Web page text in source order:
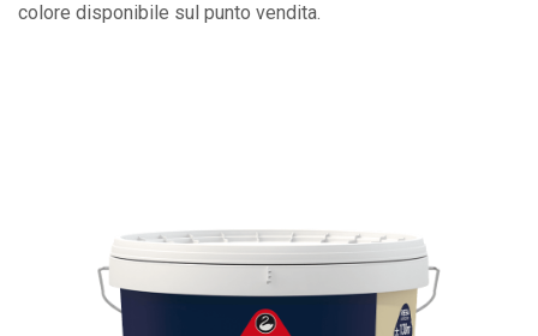
colore disponibile sul punto vendita.